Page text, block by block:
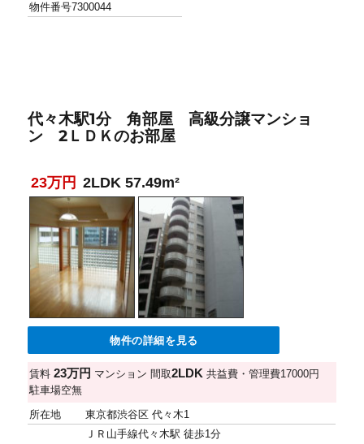
物件番号7300044
代々木駅1分 角部屋 高級分譲マンショ
ン 2ＬＤＫのお部屋
23万円 2LDK 57.49m²
物件の詳細を見る
賃料 23万円 マンション 間取2LDK 共益費・管理費17000円
駐車場空無
所在地 東京都渋谷区 代々木1
ＪＲ山手線代々木駅 徒歩1分